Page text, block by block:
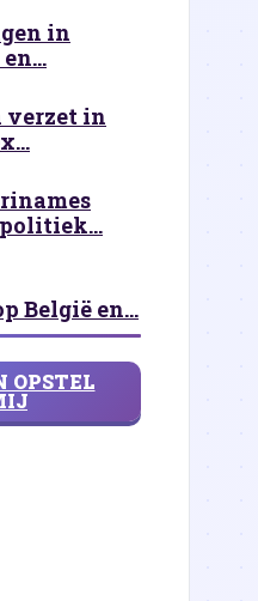
in
verzet in
België en...
OPSTEL